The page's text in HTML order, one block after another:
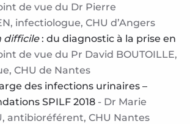
de vue du Dr Pierre
infectiologue, CHU d’Angers
difficile: du diagnostic à la prise en
de vue du Pr David BOUTOILLE,
CHU de Nantes
des infections urinaires –
SPILF 2018 - Dr Marie
antibioréférent, CHU Nantes